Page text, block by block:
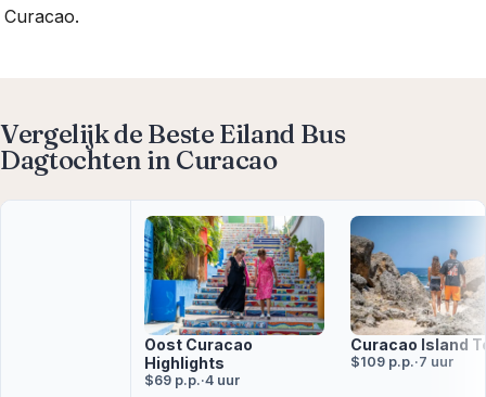
Curacao.
Vergelijk de Beste Eiland Bus
Dagtochten in Curacao
Oost Curacao
Highlights
$69 p.p.·4 uur
Curacao Island
$109 p.p.·7 uur